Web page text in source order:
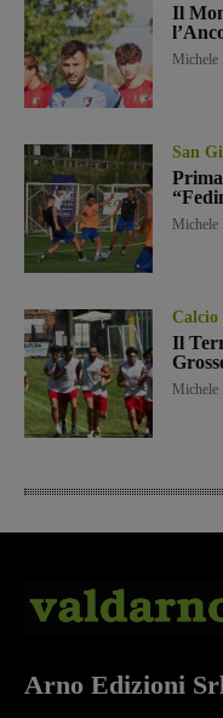
Il
Michele
San
Michele
Calcio
Il
Michele
Arno Edizioni